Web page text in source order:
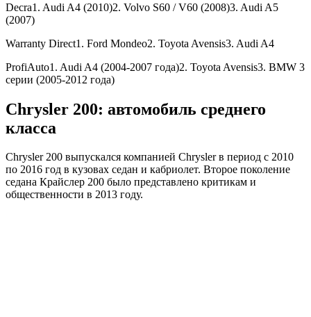
Decra1. Audi A4 (2010)2. Volvo S60 / V60 (2008)3. Audi A5
(2007)
Warranty Direct1. Ford Mondeo2. Toyota Avensis3. Audi A4
ProfiAuto1. Audi A4 (2004-2007 года)2. Toyota Avensis3. BMW 3
серии (2005-2012 года)
Chrysler 200: автомобиль среднего
класса
Chrysler 200 выпускался компанией Chrysler в период с 2010
по 2016 год в кузовах седан и кабриолет. Второе поколение
седана Крайслер 200 было представлено критикам и
общественности в 2013 году.